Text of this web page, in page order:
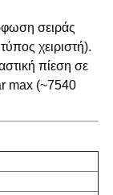
σειράς
χειριστή).
πίεση σε
max (~7540